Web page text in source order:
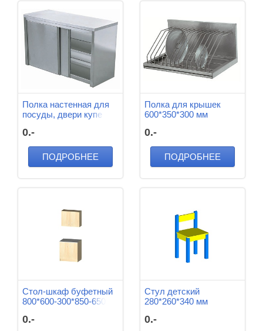
Полка настенная для
посуды, двери купе
0.-
ПОДРОБНЕЕ
Полка для крышек
600*350*300 мм
0.-
ПОДРОБНЕЕ
Стол-шкаф буфетный
800*600-300*850-650
0.-
Стул детский
280*260*340 мм
0.-